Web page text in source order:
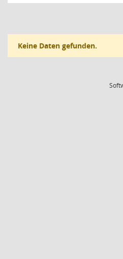
Keine Daten gefunden.